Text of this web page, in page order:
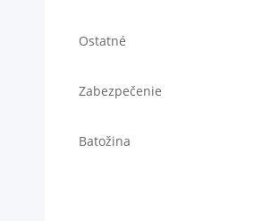
Ostatné
Zabezpečenie
Batožina